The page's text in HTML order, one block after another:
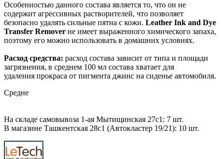
Особенностью данного состава является то, что он не
содержит агрессивных растворителей, что позволяет
безопасно удалять сильные пятна с кожи. Leather Ink and Dye
Transfer Remover не имеет выраженного химического запаха,
поэтому его можно использовать в домашних условиях.
Расход средства: расход состава зависит от типа и площади
загрязнения, в среднем 100 мл состава хватает для
удаления прокраса от пигмента джинс на сиденье автомобиля.
Средне
На складе самовывоза 1-ая Мытищинская 27с1: 7 шт.
В магазине Ташкентская 28с1 (Автокластер 19/21): 10 шт.